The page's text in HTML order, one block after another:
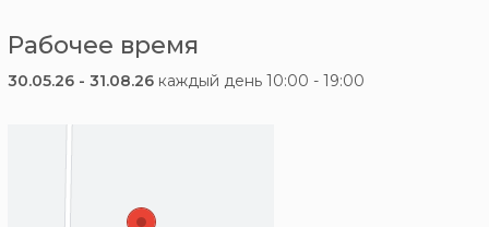
Рабочее время
30.05.26 - 31.08.26 каждый день 10:00 - 19:00